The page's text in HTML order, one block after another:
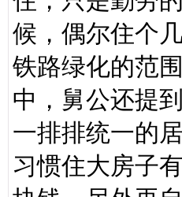
候，偶尔住个
铁路绿化的范
中，舅公还提
一排排统一的
习惯住大房子